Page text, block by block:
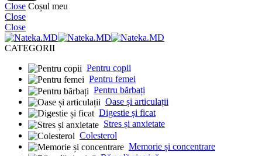
Close Coșul meu
Close
Close
CATEGORII
Pentru copii
Pentru femei
Pentru bărbați
Oase și articulații
Digestie și ficat
Stres și anxietate
Colesterol
Memorie și concentrare